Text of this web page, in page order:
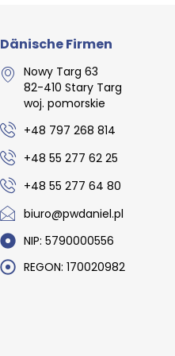
Dänische Firmen
Nowy Targ 63
82-410 Stary Targ
woj. pomorskie
+48 797 268 814
+48 55 277 62 25
+48 55 277 64 80
biuro@pwdaniel.pl
NIP: 5790000556​
REGON: 170020982